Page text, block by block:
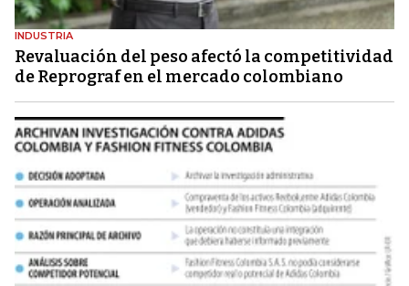
INDUSTRIA
Revaluación del peso afectó la competitividad
de Reprograf en el mercado colombiano